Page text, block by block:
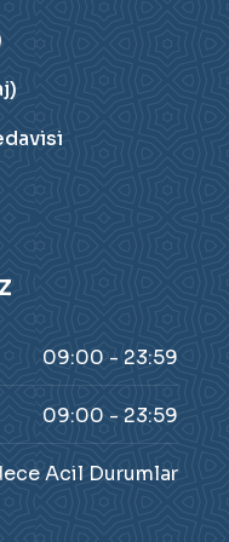
09:00 - 23:59
09:00 - 23:59
Acil Durumlar